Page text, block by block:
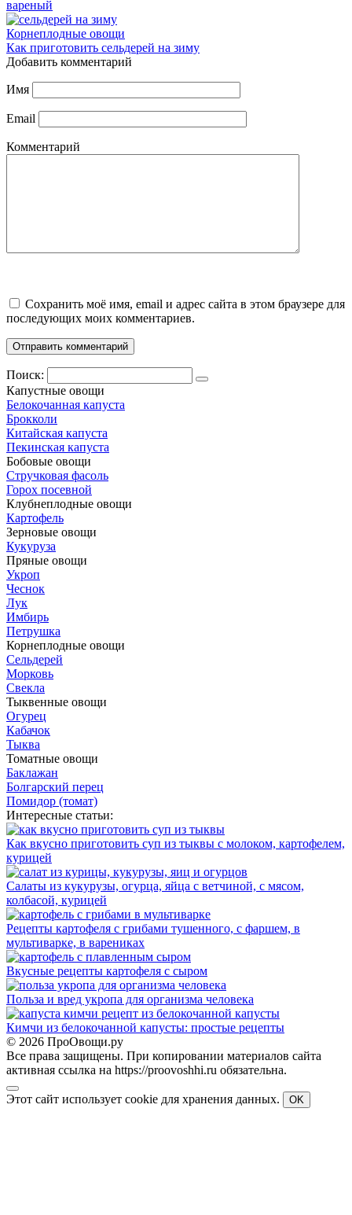
вареный
Корнеплодные овощи
Как приготовить сельдерей на зиму
Добавить комментарий
Имя
Email
Комментарий
Сохранить моё имя, email и адрес сайта в этом браузере для
последующих моих комментариев.
Поиск:
Капустные овощи
Белокочанная капуста
Брокколи
Китайская капуста
Пекинская капуста
Бобовые овощи
Стручковая фасоль
Горох посевной
Клубнеплодные овощи
Картофель
Зерновые овощи
Кукуруза
Пряные овощи
Укроп
Чеснок
Лук
Имбирь
Петрушка
Корнеплодные овощи
Сельдерей
Морковь
Свекла
Тыквенные овощи
Огурец
Кабачок
Тыква
Томатные овощи
Баклажан
Болгарский перец
Помидор (томат)
Интересные статьи:
Как вкусно приготовить суп из тыквы с молоком, картофелем,
курицей
Салаты из кукурузы, огурца, яйца с ветчиной, с мясом,
колбасой, курицей
Рецепты картофеля с грибами тушенного, с фаршем, в
мультиварке, в варениках
Вкусные рецепты картофеля с сыром
Польза и вред укропа для организма человека
Кимчи из белокочанной капусты: простые рецепты
© 2026 ПроОвощи.ру
Все права защищены. При копировании материалов сайта
активная ссылка на https://proovoshhi.ru обязательна.
Этот сайт использует cookie для хранения данных. OK